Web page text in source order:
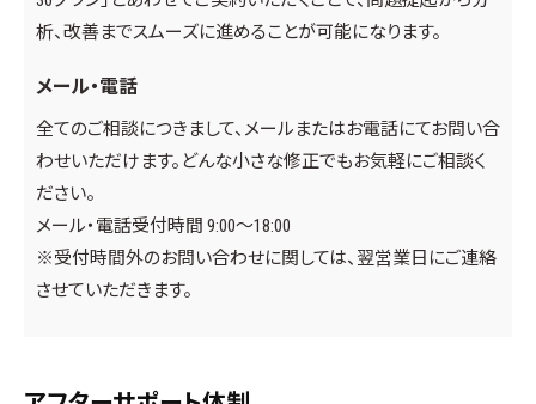
析、改善までスムーズに進めることが可能になります。
メール・電話
全てのご相談につきまして、メールまたはお電話にてお問い合
わせいただけます。どんな小さな修正でもお気軽にご相談く
ださい。
メール・電話受付時間 9:00～18:00
※受付時間外のお問い合わせに関しては、翌営業日にご連絡
させていただきます。